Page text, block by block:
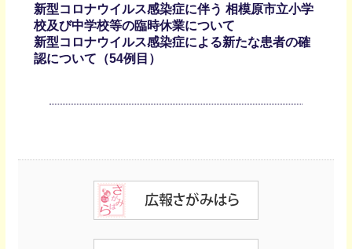
新型コロナウイルス感染症に伴う 相模原市立小学
校及び中学校等の臨時休業について
新型コロナウイルス感染症による新たな患者の確
認について（54例目）